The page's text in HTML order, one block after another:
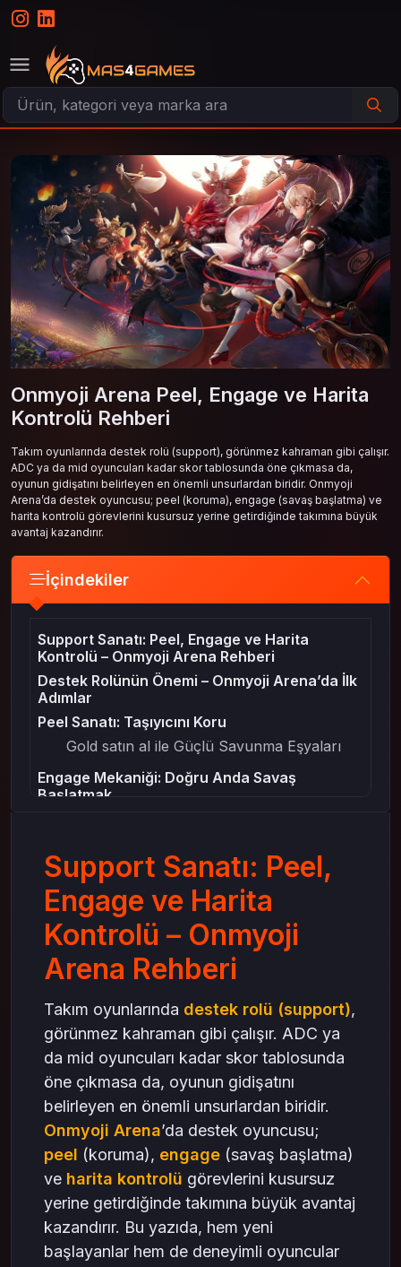
Onmyoji Arena Peel, Engage ve Harita
Kontrolü Rehberi
Takım oyunlarında destek rolü (support), görünmez kahraman gibi çalışır.
ADC ya da mid oyuncuları kadar skor tablosunda öne çıkmasa da,
oyunun gidişatını belirleyen en önemli unsurlardan biridir. Onmyoji
Arena’da destek oyuncusu; peel (koruma), engage (savaş başlatma) ve
harita kontrolü görevlerini kusursuz yerine getirdiğinde takımına büyük
avantaj kazandırır.
İçindekiler
Support Sanatı: Peel, Engage ve Harita
Kontrolü – Onmyoji Arena Rehberi
Destek Rolünün Önemi – Onmyoji Arena’da İlk
Adımlar
Peel Sanatı: Taşıyıcını Koru
Gold satın al ile Güçlü Savunma Eşyaları
Engage Mekaniği: Doğru Anda Savaş
Başlatmak
Harita Kontrolü: Görüş, Totem ve Rotasyonlar
Gold satın al ile Takımın Gözü Olmak
İleri Seviye İpuçları: Zamanlama ve İletişim
Sonuç: Onmyoji Arena’da Destek Olmak
Sanattır
Support Sanatı: Peel,
Engage ve Harita
Kontrolü – Onmyoji
Arena Rehberi
Takım oyunlarında destek rolü (support),
görünmez kahraman gibi çalışır. ADC ya
da mid oyuncuları kadar skor tablosunda
öne çıkmasa da, oyunun gidişatını
belirleyen en önemli unsurlardan biridir.
Onmyoji Arena’da destek oyuncusu;
peel (koruma), engage (savaş başlatma)
ve harita kontrolü görevlerini kusursuz
yerine getirdiğinde takımına büyük avantaj
kazandırır. Bu yazıda, hem yeni
başlayanlar hem de deneyimli oyuncular